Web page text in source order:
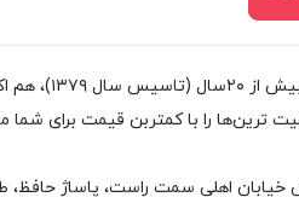
فروشگاه
ترین‌ها را با کمتربن قیمت برای شما
خیابان اهلی سمت راست، پاساژ